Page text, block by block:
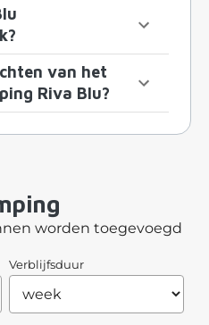
van het
Riva Blu?